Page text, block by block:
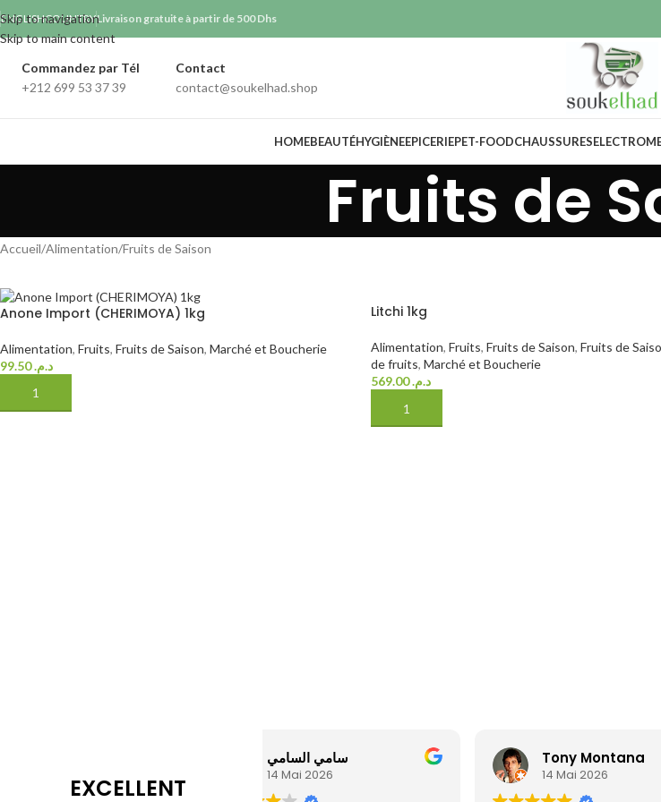
Skip to navigation
Skip to main content
ENGLISHCOUNTRYLivraison gratuite à partir de 500 Dhs
Commandez par Tél
+212 699 53 37 39
Contact
contact@soukelhad.shop
HOMEBEAUTÉHYGIÈNEEPICERIEPET-FOODCHAUSSURES
Fruits de
Accueil Alimentation Fruits de Saison
Anone Import (CHERIMOYA) 1kg
Alimentation, Fruits, Fruits de Saison, Marché et Boucherie
د.م.99.50
AJOUTER AU PANIER
Litchi 1kg
Alimentation, Fruits, Fruits de Saison, Fruits de
de fruits, Marché et Boucherie
د.م.569.00
AJOUTER AU PANIER
EXCELLENT
Tony Montana
14 Mai 2026